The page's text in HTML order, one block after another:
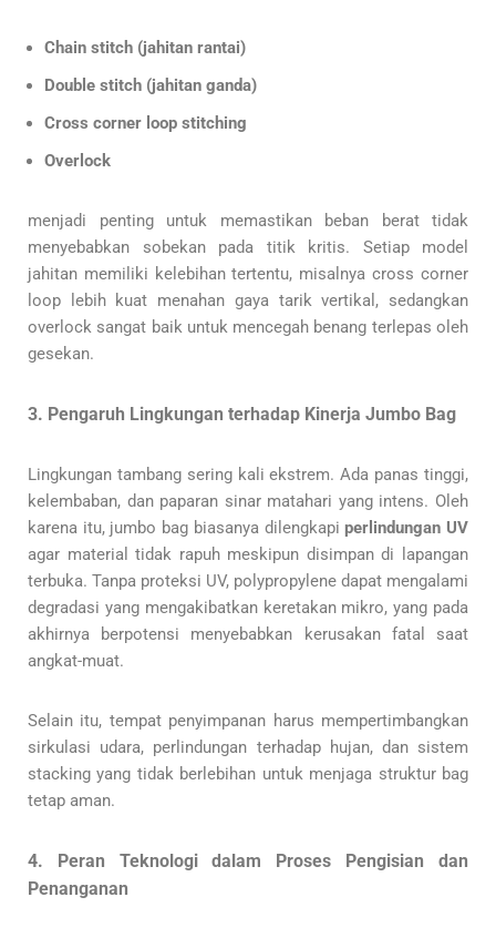
Chain stitch (jahitan rantai)
Double stitch (jahitan ganda)
Cross corner loop stitching
Overlock
menjadi penting untuk memastikan beban berat tidak
menyebabkan sobekan pada titik kritis. Setiap model
jahitan memiliki kelebihan tertentu, misalnya cross corner
loop lebih kuat menahan gaya tarik vertikal, sedangkan
overlock sangat baik untuk mencegah benang terlepas oleh
gesekan.
3. Pengaruh Lingkungan terhadap Kinerja Jumbo Bag
Lingkungan tambang sering kali ekstrem. Ada panas tinggi,
kelembaban, dan paparan sinar matahari yang intens. Oleh
karena itu, jumbo bag biasanya dilengkapiperlindungan UV
agar material tidak rapuh meskipun disimpan di lapangan
terbuka. Tanpa proteksi UV, polypropylene dapat mengalami
degradasi yang mengakibatkan keretakan mikro, yang pada
akhirnya berpotensi menyebabkan kerusakan fatal saat
angkat-muat.
Selain itu, tempat penyimpanan harus mempertimbangkan
sirkulasi udara, perlindungan terhadap hujan, dan sistem
stacking yang tidak berlebihan untuk menjaga struktur bag
tetap aman.
4. Peran Teknologi dalam Proses Pengisian dan
Penanganan